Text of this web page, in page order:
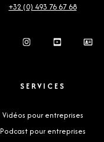
+32 (0) 493 76 67 68
SERVICES
Vidéos pour entreprises
Podcast pour entreprises